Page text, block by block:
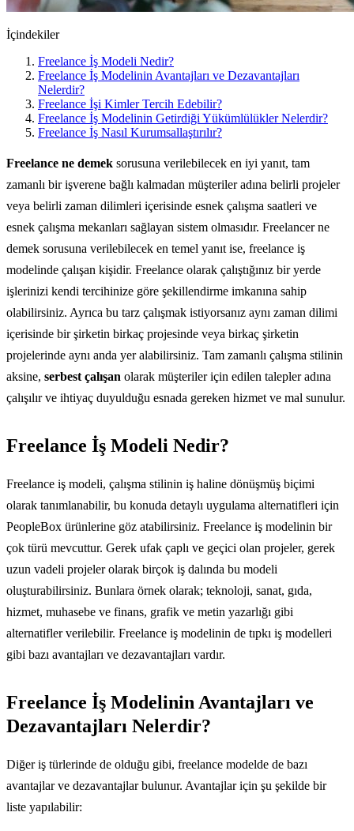
İçindekiler
Freelance İş Modeli Nedir?
Freelance İş Modelinin Avantajları ve Dezavantajları
Nelerdir?
Freelance İşi Kimler Tercih Edebilir?
Freelance İş Modelinin Getirdiği Yükümlülükler Nelerdir?
Freelance İş Nasıl Kurumsallaştırılır?
Freelance ne demek sorusuna verilebilecek en iyi yanıt, tam
zamanlı bir işverene bağlı kalmadan müşteriler adına belirli projeler
veya belirli zaman dilimleri içerisinde esnek çalışma saatleri ve
esnek çalışma mekanları sağlayan sistem olmasıdır. Freelancer ne
demek sorusuna verilebilecek en temel yanıt ise, freelance iş
modelinde çalışan kişidir. Freelance olarak çalıştığınız bir yerde
işlerinizi kendi tercihinize göre şekillendirme imkanına sahip
olabilirsiniz. Ayrıca bu tarz çalışmak istiyorsanız aynı zaman dilimi
içerisinde bir şirketin birkaç projesinde veya birkaç şirketin
projelerinde aynı anda yer alabilirsiniz. Tam zamanlı çalışma stilinin
aksine, serbest çalışan olarak müşteriler için edilen talepler adına
çalışılır ve ihtiyaç duyulduğu esnada gereken hizmet ve mal sunulur.
Freelance İş Modeli Nedir?
Freelance iş modeli, çalışma stilinin iş haline dönüşmüş biçimi
olarak tanımlanabilir, bu konuda detaylı uygulama alternatifleri için
PeopleBox ürünlerine göz atabilirsiniz. Freelance iş modelinin bir
çok türü mevcuttur. Gerek ufak çaplı ve geçici olan projeler, gerek
uzun vadeli projeler olarak birçok iş dalında bu modeli
oluşturabilirsiniz. Bunlara örnek olarak; teknoloji, sanat, gıda,
hizmet, muhasebe ve finans, grafik ve metin yazarlığı gibi
alternatifler verilebilir. Freelance iş modelinin de tıpkı iş modelleri
gibi bazı avantajları ve dezavantajları vardır.
Freelance İş Modelinin Avantajları ve
Dezavantajları Nelerdir?
Diğer iş türlerinde de olduğu gibi, freelance modelde de bazı
avantajlar ve dezavantajlar bulunur. Avantajlar için şu şekilde bir
liste yapılabilir: